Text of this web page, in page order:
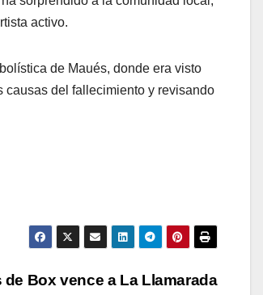
activo.
de Maués, donde era visto
causas del fallecimiento y revisando
Box vence a La Llamarada